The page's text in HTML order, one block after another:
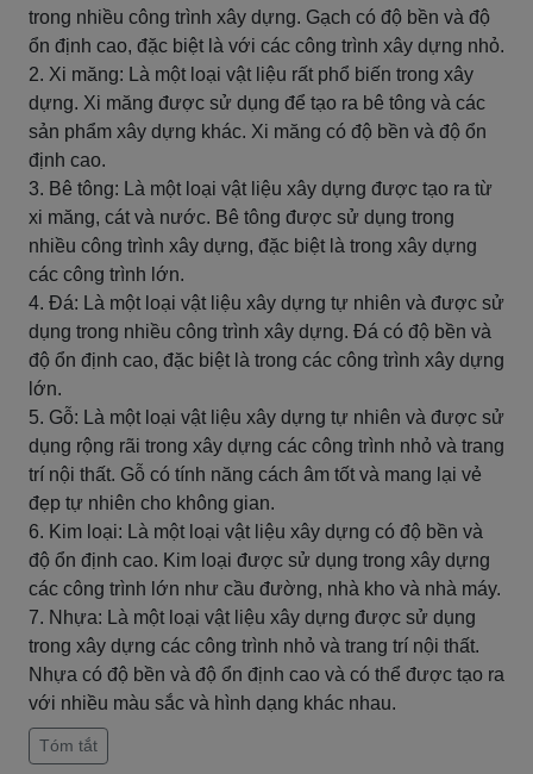
trong nhiều công trình xây dựng. Gạch có độ bền và độ
ổn định cao, đặc biệt là với các công trình xây dựng nhỏ.
2. Xi măng: Là một loại vật liệu rất phổ biến trong xây
dựng. Xi măng được sử dụng để tạo ra bê tông và các
sản phẩm xây dựng khác. Xi măng có độ bền và độ ổn
định cao.
3. Bê tông: Là một loại vật liệu xây dựng được tạo ra từ
xi măng, cát và nước. Bê tông được sử dụng trong
nhiều công trình xây dựng, đặc biệt là trong xây dựng
các công trình lớn.
4. Đá: Là một loại vật liệu xây dựng tự nhiên và được sử
dụng trong nhiều công trình xây dựng. Đá có độ bền và
độ ổn định cao, đặc biệt là trong các công trình xây dựng
lớn.
5. Gỗ: Là một loại vật liệu xây dựng tự nhiên và được sử
dụng rộng rãi trong xây dựng các công trình nhỏ và trang
trí nội thất. Gỗ có tính năng cách âm tốt và mang lại vẻ
đẹp tự nhiên cho không gian.
6. Kim loại: Là một loại vật liệu xây dựng có độ bền và
độ ổn định cao. Kim loại được sử dụng trong xây dựng
các công trình lớn như cầu đường, nhà kho và nhà máy.
7. Nhựa: Là một loại vật liệu xây dựng được sử dụng
trong xây dựng các công trình nhỏ và trang trí nội thất.
Nhựa có độ bền và độ ổn định cao và có thể được tạo ra
với nhiều màu sắc và hình dạng khác nhau.
Tóm tắt